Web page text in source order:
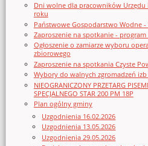
Dni wolne dla pracowników Urzędu
roku
Państwowe Gospodarstwo Wodne
Zaproszenie na spotkanie - program
Ogłoszenie o zamiarze wyboru
zbiorowego
Zaproszenie na spotkania Czyste
Wybory do walnych zgromadzeń
NIEOGRANICZONY PRZETARG
SPECJALNEGO STAR 200 PM 18P
Plan ogólny gminy
Uzgodnienia 16.02.2026
Uzgodnienia 13.05.2026
Uzgodnienia 29.05.2026